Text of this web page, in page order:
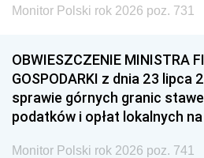
Monitor Polski rok 2026 poz. 731
OBWIESZCZENIE MINISTRA
GOSPODARKI z dnia 23 lipca
sprawie górnych granic
podatków i opłat lokalnych
Monitor Polski rok 2026 poz. 741